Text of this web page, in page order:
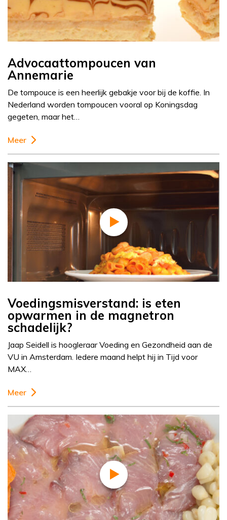
Advocaattompoucen van
Annemarie
De tompouce is een heerlijk gebakje voor bij de koffie. In
Nederland worden tompoucen vooral op Koningsdag
gegeten, maar het…
Meer
Voedingsmisverstand: is eten
opwarmen in de magnetron
schadelijk?
Jaap Seidell is hoogleraar Voeding en Gezondheid aan de
VU in Amsterdam. Iedere maand helpt hij in Tijd voor
MAX…
Meer